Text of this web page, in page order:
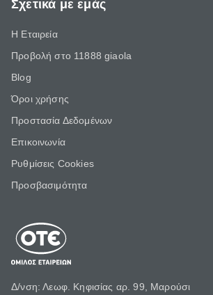
Σχετικά με εμάς
Η Εταιρεία
Προβολή στο 11888 giaola
Blog
Όροι χρήσης
Προστασία Δεδομένων
Επικοινωνία
Ρυθμίσεις Cookies
Προσβασιμότητα
Δ/νση: Λεωφ. Κηφισίας αρ. 99, Μαρούσι